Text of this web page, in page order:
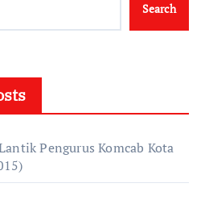
Search
Pengurus Komcab Kota